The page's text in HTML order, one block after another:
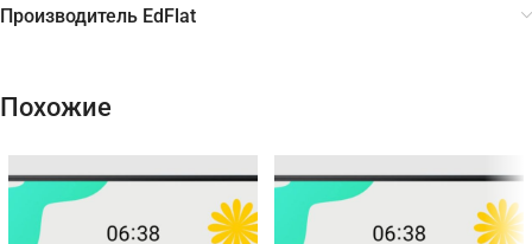
Производитель EdFlat
Похожие